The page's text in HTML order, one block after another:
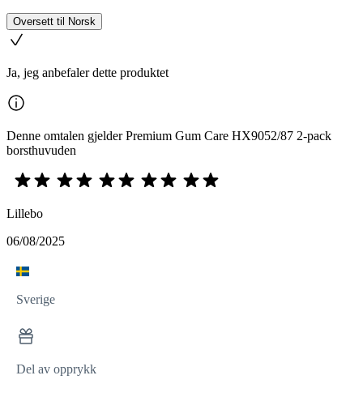
Oversett til Norsk
Ja, jeg anbefaler dette produktet
Denne omtalen gjelder Premium Gum Care HX9052/87 2-pack
borsthuvuden
Lillebo
06/08/2025
Sverige
Del av opprykk